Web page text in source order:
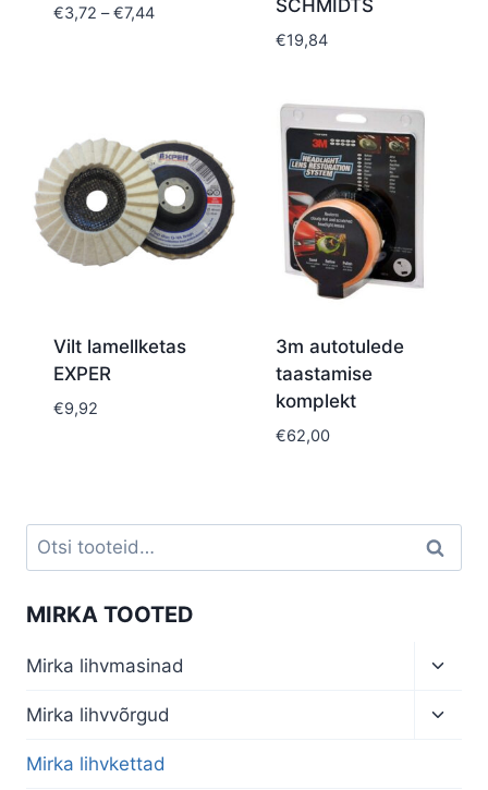
€3,72 – €7,44Price
SCHMIDTS
€19,84
Vilt lamellketas
EXPER
€9,92
3m autotulede
taastamise
komplekt
€62,00
Otsi: Otsi
MIRKA TOOTED
Mirka lihvmasinad
menu
Mirka lihvvõrgud
Mirka lihvkettad